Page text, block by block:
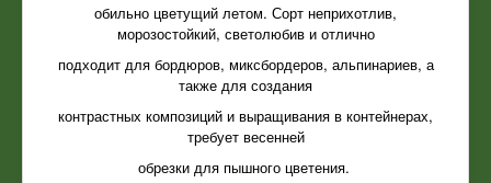
обильно цветущий летом. Сорт неприхотлив,
морозостойкий, светолюбив и отлично
подходит для бордюров, миксбордеров, альпинариев, а
также для создания
контрастных композиций и выращивания в контейнерах,
требует весенней
обрезки для пышного цветения.